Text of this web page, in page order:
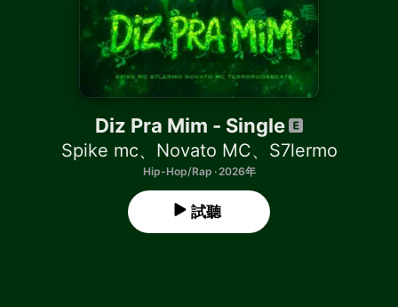
Diz Pra Mim - Single
Spike mc、 Novato MC、 S7lermo
Hip-Hop/Rap · 2026年
試聽